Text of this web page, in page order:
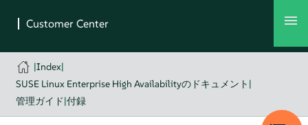
|Index|
SUSE Linux Enterprise High Availabilityのドキュメント |
管理ガイド|付録